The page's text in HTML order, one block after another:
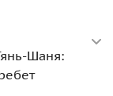
в этих
Шаня: